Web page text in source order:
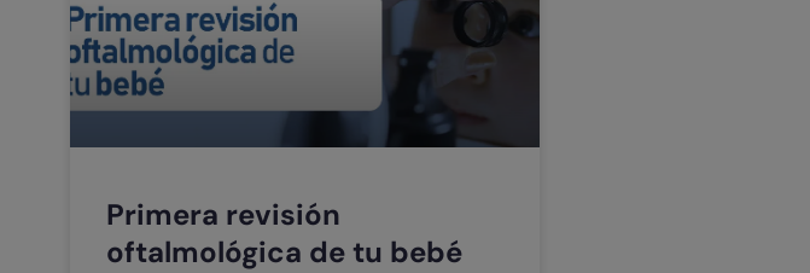
Primera revisión
oftalmológica de tu bebé